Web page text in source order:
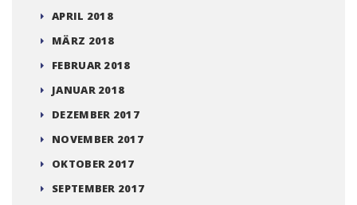
APRIL 2018
MÄRZ 2018
FEBRUAR 2018
JANUAR 2018
DEZEMBER 2017
NOVEMBER 2017
OKTOBER 2017
SEPTEMBER 2017